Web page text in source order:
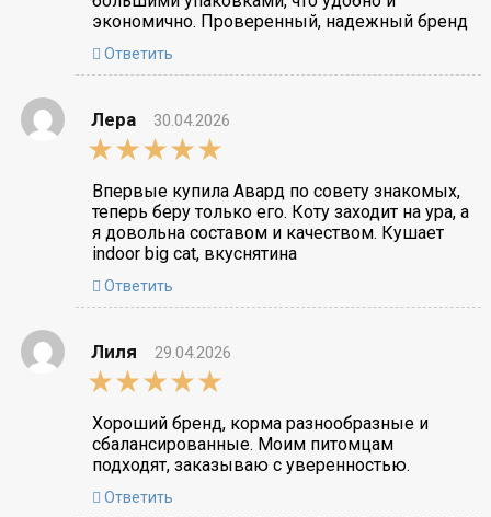
экономично. Проверенный, надежный бренд
Ответить
Лера
30.04.2026
5,0
rating
Впервые купила Авард по совету знакомых,
теперь беру только его. Коту заходит на ура, а
я довольна составом и качеством. Кушает
indoor big cat, вкуснятина
Ответить
Лиля
29.04.2026
5,0
rating
Хороший бренд, корма разнообразные и
сбалансированные. Моим питомцам
подходят, заказываю с уверенностью.
Ответить